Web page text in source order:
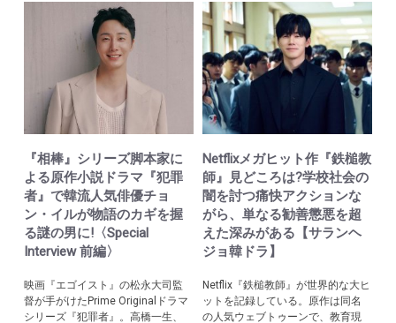
『相棒』シリーズ脚本家に
よる原作小説ドラマ『犯罪
者』で韓流人気俳優チョ
ン・イルが物語のカギを握
る謎の男に!〈Special
Interview 前編〉
映画『エゴイスト』の松永大司監
督が手がけたPrime Originalドラマ
シリーズ『犯罪者』。高橋一生、
Netflixメガヒット作『鉄槌教
師』見どころは?学校社会の
闇を討つ痛快アクションな
がら、単なる勧善懲悪を超
えた深みがある【サランヘ
ジョ韓ドラ】
Netflix『鉄槌教師』が世界的な大ヒ
ットを記録している。原作は同名
の人気ウェブトゥーンで、教育現